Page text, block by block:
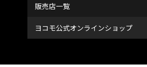
販売店一覧
ヨコモ公式オンラインショップ